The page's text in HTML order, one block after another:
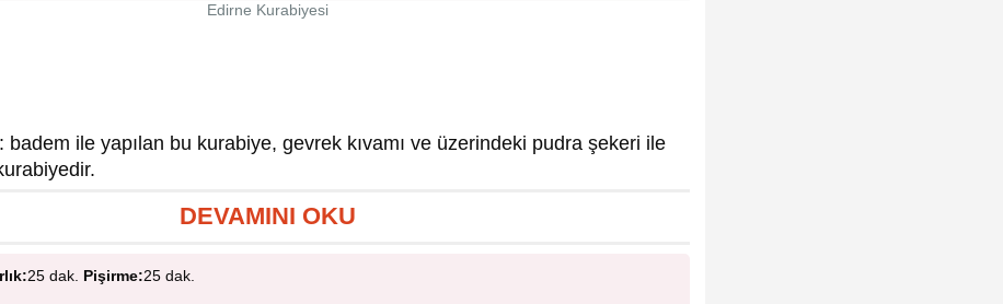
Edirne Kurabiyesi
badem ile yapılan bu kurabiye, gevrek kıvamı ve üzerindeki pudra şekeri ile
DEVAMINI OKU
25 dak. Pişirme:25 dak.